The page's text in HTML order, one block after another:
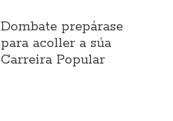
Dombate prepárase
para acoller a súa
Carreira Popular